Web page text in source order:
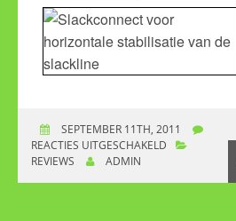
SEPTEMBER 11TH, 2011
REACTIES UITGESCHAKELD VOOR REVIEW
REVIEWS ADMIN